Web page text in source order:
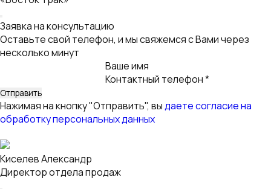
Нажимая на кнопку "Отправить", вы
обработку персональных данных
Заявка на лизинг для корпоративных клиентов
Оставьте свой телефон, и мы свяжемся с Вами
Ваше имя
Контактный телефон *
Email
Услуга
Нажимая на кнопку "Отправить", вы
обработку персональных данных
Благодарим